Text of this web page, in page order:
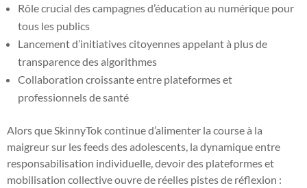
Rôle crucial des campagnes d’éducation au numérique pour
tous les publics
Lancement d’initiatives citoyennes appelant à plus de
transparence des algorithmes
Collaboration croissante entre plateformes et
professionnels de santé
Alors que SkinnyTok continue d’alimenter la course à la
maigreur sur les feeds des adolescents, la dynamique entre
responsabilisation individuelle, devoir des plateformes et
mobilisation collective ouvre de réelles pistes de réflexion :